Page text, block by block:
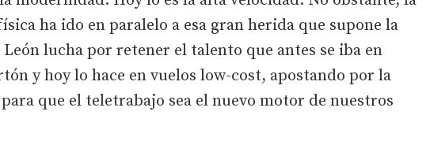
ha ido en paralelo a esa gran herida que supone la
lucha por retener el talento que antes se iba en
y hoy lo hace en vuelos low-cost, apostando por la
que el teletrabajo sea el nuevo motor de nuestros